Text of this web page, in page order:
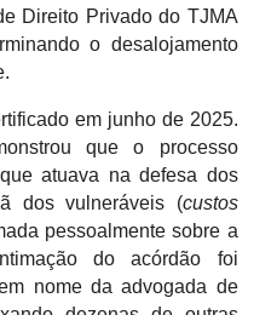
Direito Privado do TJMA
o desalojamento
em junho de 2025.
que o processo
atuava na defesa dos
dos vulneráveis (custos
pessoalmente sobre a
do acórdão foi
nome da advogada de